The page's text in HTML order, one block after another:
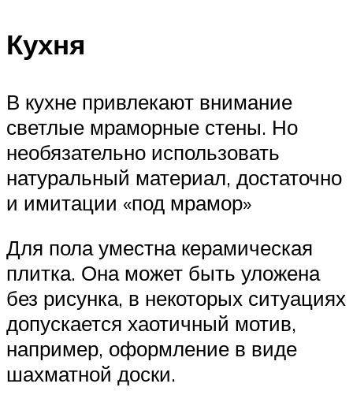
Кухня
В кухне привлекают внимание
светлые мраморные стены. Но
необязательно использовать
натуральный материал, достаточно
и имитации «под мрамор»
Для пола уместна керамическая
плитка. Она может быть уложена
без рисунка, в некоторых ситуациях
допускается хаотичный мотив,
например, оформление в виде
шахматной доски.